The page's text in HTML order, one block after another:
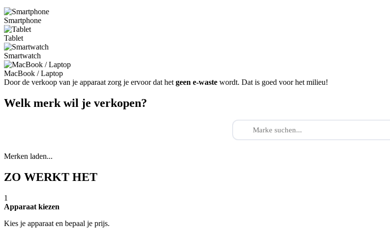
Smartphone
Tablet
Smartwatch
MacBook / Laptop
Door de verkoop van je apparaat zorg je ervoor dat het geen e-waste wordt. Dat is goed voor het milieu!
Welk merk wil je verkopen?
Merken laden...
ZO WERKT HET
1
Apparaat kiezen
Kies je apparaat en bepaal je prijs.